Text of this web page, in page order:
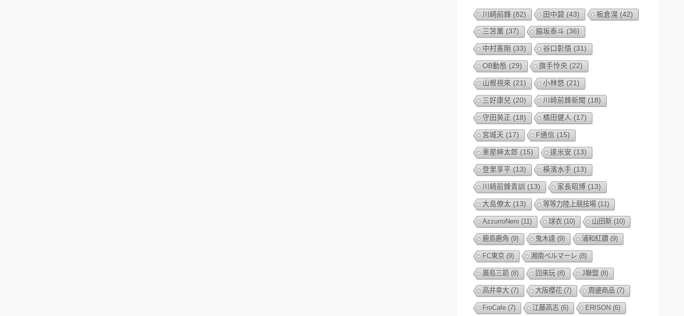
川崎前鋒 (82) 田中碧 (43) 板倉滉 (42)
三笘薰 (37) 脇坂泰斗 (36)
中村憲剛 (33) 谷口彰悟 (31)
OB動態 (29) 旗手怜央 (22)
山根視來 (21) 小林悠 (21)
三好康兒 (20) 川崎前鋒新聞 (18)
守田英正 (18) 橘田健人 (17)
宮城天 (17) F通信 (15)
車屋紳太郎 (15) 達米安 (13)
登里享平 (13) 橫濱水手 (13)
川崎前鋒青訓 (13) 家長昭博 (13)
大島僚太 (13) 等等力陸上競技場 (11)
AzzurroNero (11) 球衣 (10) 山田新 (10)
鹿島鹿角 (9) 鬼木達 (9) 浦和紅鑽 (9)
FC東京 (9) 湘南ベルマーレ (8)
廣島三箭 (8) 回來玩 (8) J聯盟 (8)
高井幸大 (7) 大阪櫻花 (7) 周邊商品 (7)
FroCafe (7) 江藤高志 (6) ERISON (6)